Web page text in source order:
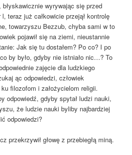
wyrywając się przed
teraz już całkowicie przejął kontrolę
towarzyszu Bezzub, chyba sami w to
pojawił się na ziemi, nieustannie
Jak się tu dostałem? Po co? I po
by było, gdyby nie istniało nic…? To
zajęcie dla ludzkiego
ąc odpowiedzi, człowiek
filozofom i założycielom religii.
odpowiedź, gdyby spytał ludzi nauki,
że ludzie nauki byliby najbardziej
odpowiedzi?
przekrzywił głowę z przebiegłą miną.